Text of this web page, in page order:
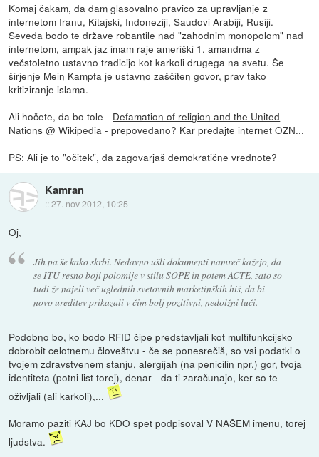
Komaj čakam, da dam glasovalno pravico za upravljanje z
internetom Iranu, Kitajski, Indoneziji, Saudovi Arabiji, Rusiji.
Seveda bodo te države robantile nad "zahodnim monopolom" nad
internetom, ampak jaz imam raje ameriški 1. amandma z
večstoletno ustavno tradicijo kot karkoli drugega na svetu. Še
širjenje Mein Kampfa je ustavno zaščiten govor, prav tako
kritiziranje islama.
Ali hočete, da bo tole - Defamation of religion and the United
Nations @ Wikipedia - prepovedano? Kar predajte internet OZN...
PS: Ali je to "očitek", da zagovarjaš demokratične vrednote?
Kamran
::27. nov 2012, 10:25
Oj,
Jih pa še kako skrbi. Nedavno ušli dokumenti namreč kažejo, da
se ITU resno boji polomije v stilu SOPE in potem ACTE, zato so
tudi že najeli več uglednih svetovnih marketinških hiš, da bi
novo ureditev prikazali v čim bolj pozitivni, nedolžni luči.
Podobno bo, ko bodo RFID čipe predstavljali kot multifunkcijsko
dobrobit celotnemu človeštvu - če se ponesrečiš, so vsi podatki o
tvojem zdravstvenem stanju, alergijah (na penicilin npr.) gor, tvoja
identiteta (potni list torej), denar - da ti zaračunajo, ker so te
oživljali (ali karkoli),...
Moramo paziti KAJ bo KDO spet podpisoval V NAŠEM imenu, torej
ljudstva.